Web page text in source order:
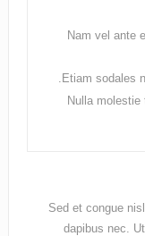
Nam vel ante
Etiam sodales
Nulla
Sed et congue
dapibus nec.